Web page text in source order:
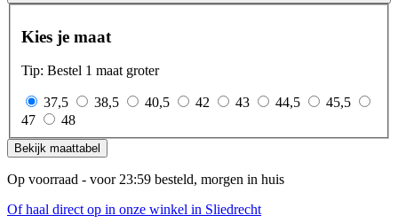
Kies je maat
Tip: Bestel 1 maat groter
37,5 38,5 40,5 42 43 44,5
45,5
47
48
Bekijk maattabel
Op voorraad - voor 23:59 besteld, morgen in huis
Of haal direct op in onze winkel in Sliedrecht